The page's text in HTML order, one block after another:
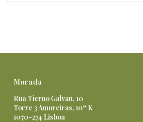
Morada
Rua Tierno Galvan, 10
Torre 3 Amoreiras, 10º K
1070-274 Lisboa